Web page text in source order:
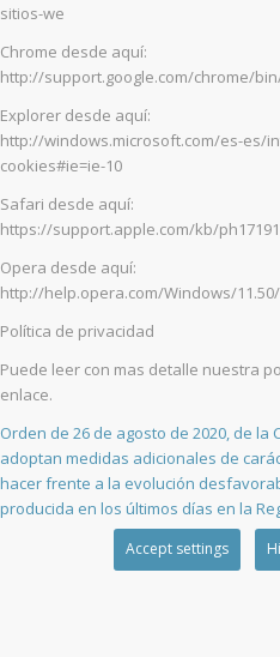
sitios-we
Chrome desde aquí:
http://support.google.com/chrome/
Explorer desde aquí:
http://windows.microsoft.com/es-es/
cookies#ie=ie-10
Safari desde aquí:
https://support.apple.com/kb/
Opera desde aquí:
http://help.opera.com/Windows/
Política de privacidad
Puede leer con mas detalle nuestra
enlace.
Orden de 26 de agosto de 2020, de
adoptan medidas adicionales de
hacer frente a la evolución
producida en los últimos días en la
Accept settings